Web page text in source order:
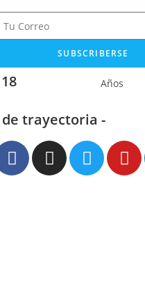
SUBSCRIBERSE
18 Años
de trayectoria -